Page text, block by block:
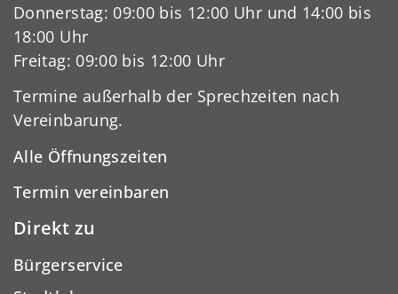
Donnerstag: 09:00 bis 12:00 Uhr und 14:00 bis
18:00 Uhr
Freitag: 09:00 bis 12:00 Uhr
Termine außerhalb der Sprechzeiten nach
Vereinbarung.
Alle Öffnungszeiten
Termin vereinbaren
Direkt zu
Bürgerservice